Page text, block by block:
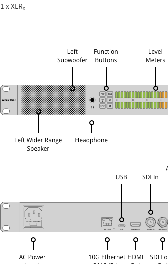
1 x XLR。